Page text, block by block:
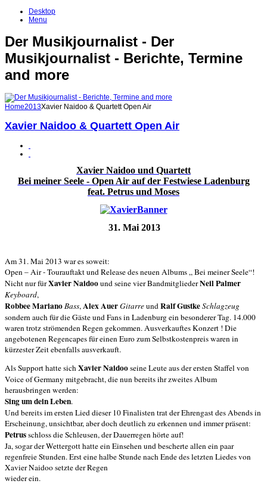
Desktop
Menu
Der Musikjournalist - Der
Musikjournalist - Berichte, Termine
and more
Home2013Xavier Naidoo & Quartett Open Air
Xavier Naidoo & Quartett Open Air
Xavier Naidoo und Quartett
Bei meiner Seele - Open Air auf der Festwiese Ladenburg
feat. Petrus und Moses
31. Mai 2013
Am 31. Mai 2013 war es soweit:
Open – Air - Tourauftakt und Release des neuen Albums „ Bei meiner Seele“!
Nicht nur fürXavier Naidoound seine vier BandmitgliederNeil Palmer
Keyboard,
Robbee MarianoBass,Alex AuerGitarreundRalf GustkeSchlagzeug
sondern auch für die Gäste und Fans in Ladenburg ein besonderer Tag. 14.000
waren trotz strömenden Regen gekommen. Ausverkauftes Konzert ! Die
angebotenen Regencapes für einen Euro zum Selbstkostenpreis waren in
kürzester Zeit ebenfalls ausverkauft.
Als Support hatte sichXavier Naidooseine Leute aus der ersten Staffel von
Voice of Germany mitgebracht, die nun bereits ihr zweites Album
herausbringen werden:
Sing um dein Leben.
Und bereits im ersten Lied dieser 10 Finalisten trat der Ehrengast des Abends in
Erscheinung, unsichtbar, aber doch deutlich zu erkennen und immer präsent:
Petrusschloss die Schleusen, der Dauerregen hörte auf!
Ja, sogar der Wettergott hatte ein Einsehen und bescherte allen ein paar
regenfreie Stunden. Erst eine halbe Stunde nach Ende des letzten Liedes von
Xavier Naidoo setzte der Regen
wieder ein.